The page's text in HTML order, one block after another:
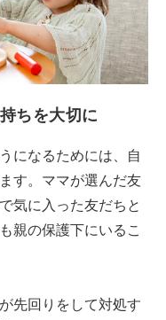
ちを大切に
になるためには、自
す。ママが選んだ友
気に入った友だちと
親の保護下にいるこ
先回りをして対処す